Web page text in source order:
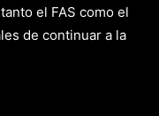
el FAS como el
de continuar a la